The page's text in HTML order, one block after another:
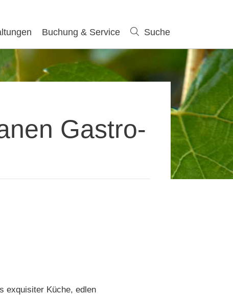
Buchung & Service Suche
Gastro-
exquisiter Küche, edlen